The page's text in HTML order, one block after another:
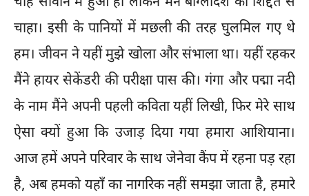
चाहा। इसी के पानियों में मछली की तरह घुलमिल गए थे
हम। जीवन ने यहीं मुझे खोला और संभाला था। यहीं रहकर
मैंने हायर सेकेंडरी की परीक्षा पास की। गंगा और पद्मा नदी
के नाम मैंने अपनी पहली कविता यहीं लिखी, फिर मेरे साथ
ऐसा क्यों हुआ कि उजाड़ दिया गया हमारा आशियाना।
आज हमें अपने परिवार के साथ जेनेवा कैंप में रहना पड़ रहा
है, अब हमको यहाँ का नागरिक नहीं समझा जाता है, हमारे